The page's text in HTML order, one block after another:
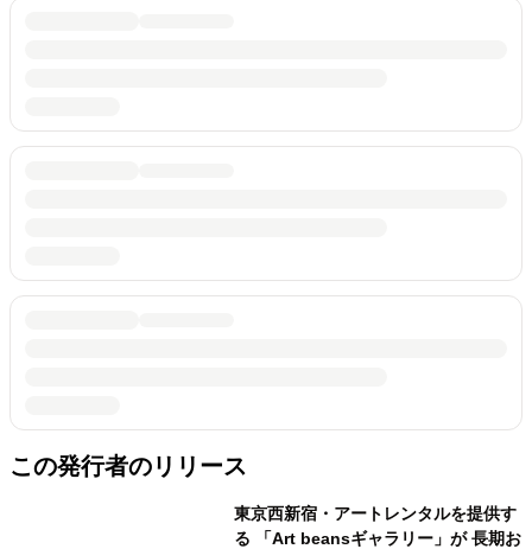
この発行者のリリース
東京西新宿・アートレンタルを提供す
る 「Art beansギャラリー」が 長期お